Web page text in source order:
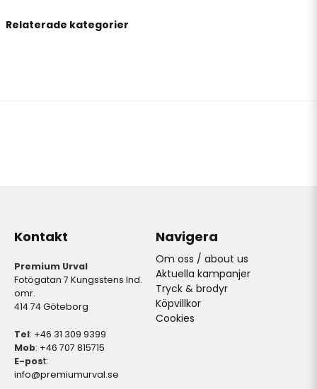
Relaterade kategorier
Kontakt
Premium Urval
Fotögatan 7 Kungsstens Ind.
omr.
414 74 Göteborg
Tel: +46 31 309 9399
Mob: +46 707 815715
E-post:
info@premiumurval.se
Navigera
Om oss / about us
Aktuella kampanjer
Tryck & brodyr
Köpvillkor
Cookies